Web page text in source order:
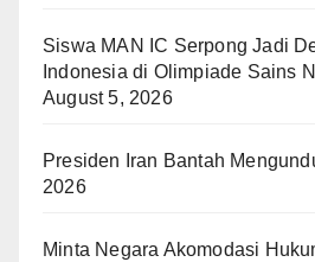
Siswa MAN IC Serpong Jadi
Indonesia di Olimpiade Sains
August 5, 2026
Presiden Iran Bantah
2026
Minta Negara Akomodasi